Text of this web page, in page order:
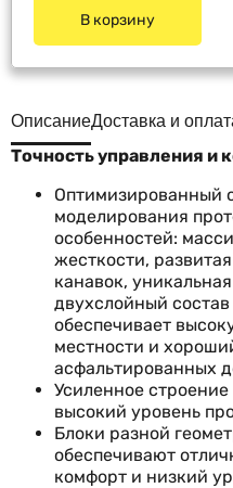
В корзину
ОписаниеДоставка и
Точность управления и
Оптимизированный
моделирования
особенностей:
жесткости,
канавок,
двухслойный
обеспечивает
местности и
асфальтированных
Усиленное
высокий уровень
Блоки разной
обеспечивают
комфорт и низкий